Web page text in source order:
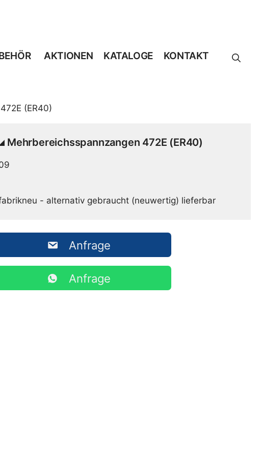
AKTIONEN KATALOGE KONTAKT
(ER40)
Mehrbereichsspannzangen 472E (ER40)
- alternativ gebraucht (neuwertig) lieferbar
Anfrage
Anfrage